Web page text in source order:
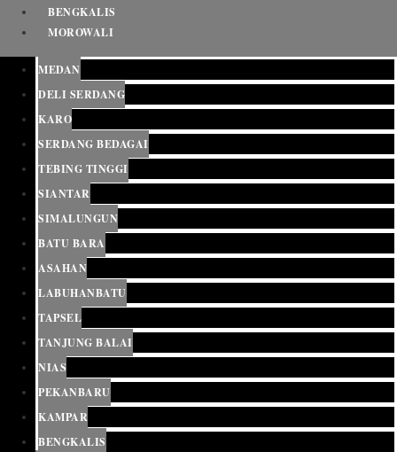
BENGKALIS
MOROWALI
MEDAN
DELI SERDANG
KARO
SERDANG BEDAGAI
TEBING TINGGI
SIANTAR
SIMALUNGUN
BATU BARA
ASAHAN
LABUHANBATU
TAPSEL
TANJUNG BALAI
NIAS
PEKANBARU
KAMPAR
BENGKALIS